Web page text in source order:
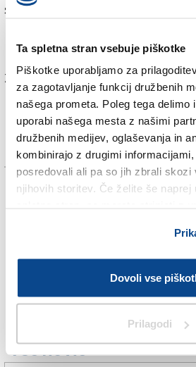
Ta spletna stran vsebuje piškotke
Piškotke uporabljamo za
za zagotavljanje funkcij družbenih
našega prometa. Poleg tega delimo
uporabi našega mesta z našimi
družbenih medijev, oglaševanja in
kombinirajo z drugimi
posredovali ali pa so jih zbrali skozi
njihovih storitev. Če želite še naprej
Dovoli vse
Prilagodi
skupnosti, saj so onesposobili
podjetja je izrazil solidarnost in
Za branje in pisanje komentarjevje
TAGS:
DEVINŠČINA
SPLETNO
Več novic